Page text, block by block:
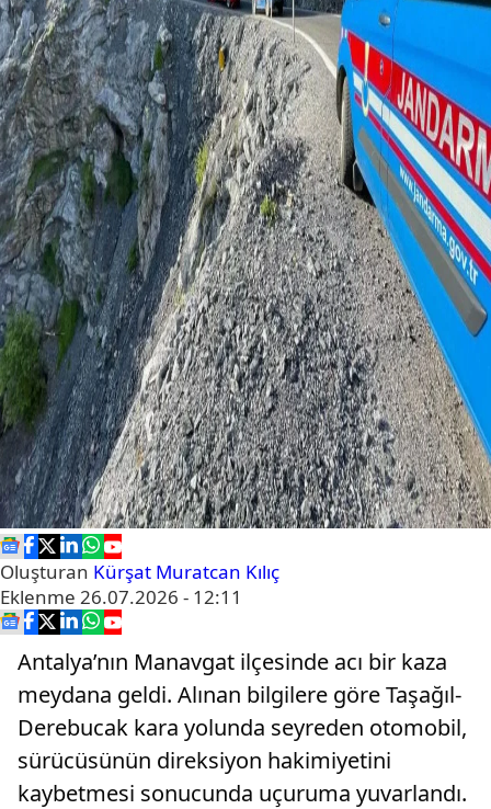
Oluşturan Kürşat Muratcan Kılıç
Eklenme 26.07.2026 - 12:11
Antalya’nın Manavgat ilçesinde acı bir kaza
meydana geldi. Alınan bilgilere göre Taşağıl-
Derebucak kara yolunda seyreden otomobil,
sürücüsünün direksiyon hakimiyetini
kaybetmesi sonucunda uçuruma yuvarlandı.